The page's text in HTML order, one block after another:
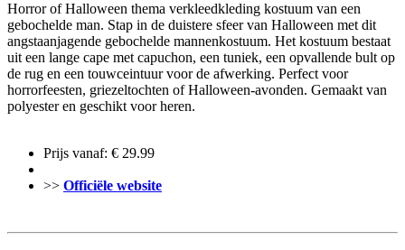
Horror of Halloween thema verkleedkleding kostuum van een
gebochelde man. Stap in de duistere sfeer van Halloween met dit
angstaanjagende gebochelde mannenkostuum. Het kostuum bestaat
uit een lange cape met capuchon, een tuniek, een opvallende bult op
de rug en een touwceintuur voor de afwerking. Perfect voor
horrorfeesten, griezeltochten of Halloween-avonden. Gemaakt van
polyester en geschikt voor heren.
Prijs vanaf: € 29.99
>> Officiële website